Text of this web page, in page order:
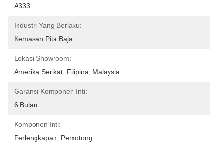
A333
Industri Yang Berlaku:
Kemasan Pita Baja
Lokasi Showroom:
Amerika Serikat, Filipina, Malaysia
Garansi Komponen Inti:
6 Bulan
Komponen Inti:
Perlengkapan, Pemotong